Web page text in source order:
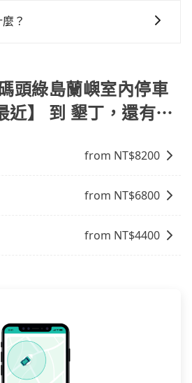
仍有段距離，在遇到下雨天或者
為了省小錢而把朋友親人的安全
建議在預定時最好先與車行或平
會根據您的需求安排路線。
？
且沒有隱藏費用。
頭綠島蘭嶼室內停車
近】 到 墾丁，還有⋯
from NT$8200
from NT$6800
from NT$4400